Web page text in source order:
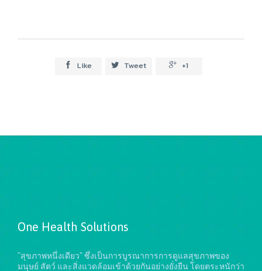
 Like  Tweet  +1
One Health Solutions
"สุขภาพหนึ่งเดียว" ซึ่งเป็นการบูรณาการการดูแลสุขภาพของ
มนุษย์ สัตว์ และสิ่งแวดล้อมเข้าด้วยกันอย่างยั่งยืนโดยตระหนักว่า